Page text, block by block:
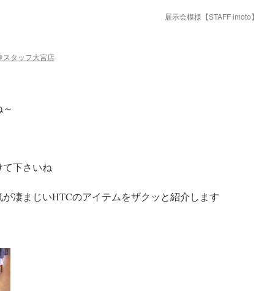
展示会模様【STAFF imoto】
スタッフ大宮店
下さいね
凄まじいHTCのアイテムをザクッと紹介します